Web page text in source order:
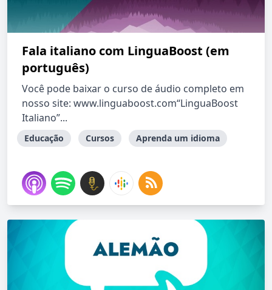
Fala italiano com LinguaBoost (em
português)
Você pode baixar o curso de áudio completo em
nosso site: www.linguaboost.com“LinguaBoost
Italiano”...
Educação Cursos Aprenda um idioma